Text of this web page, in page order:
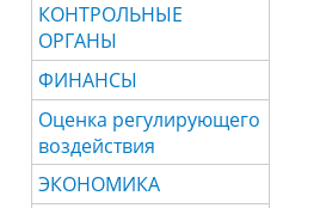
КОНТРОЛЬНЫЕ
ОРГАНЫ
ФИНАНСЫ
Оценка регулирующего
воздействия
ЭКОНОМИКА